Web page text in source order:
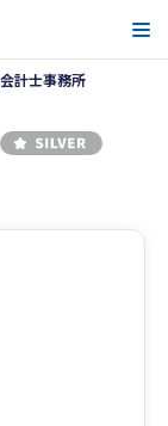
計士事務所